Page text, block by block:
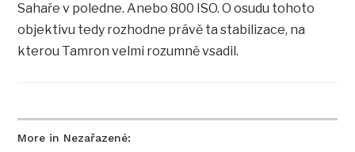
More in Nezařazené:
Sahaře v poledne. Anebo 800 ISO. O osudu tohoto
objektivu tedy rozhodne právě ta stabilizace, na
kterou Tamron velmi rozumně vsadil.